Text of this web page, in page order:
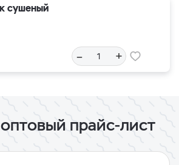
сушеный
– +
прайс-лист